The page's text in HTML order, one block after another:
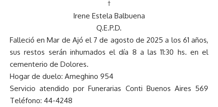
†
Irene Estela Balbuena
Q.E.P.D.
Falleció en Mar de Ajó el 7 de agosto de 2025 a los 61 años,
sus restos serán inhumados el día 8 a las 11:30 hs. en el
cementerio de Dolores.
Hogar de duelo: Ameghino 954
Servicio atendido por Funerarias Conti Buenos Aires 569
Teléfono: 44-4248